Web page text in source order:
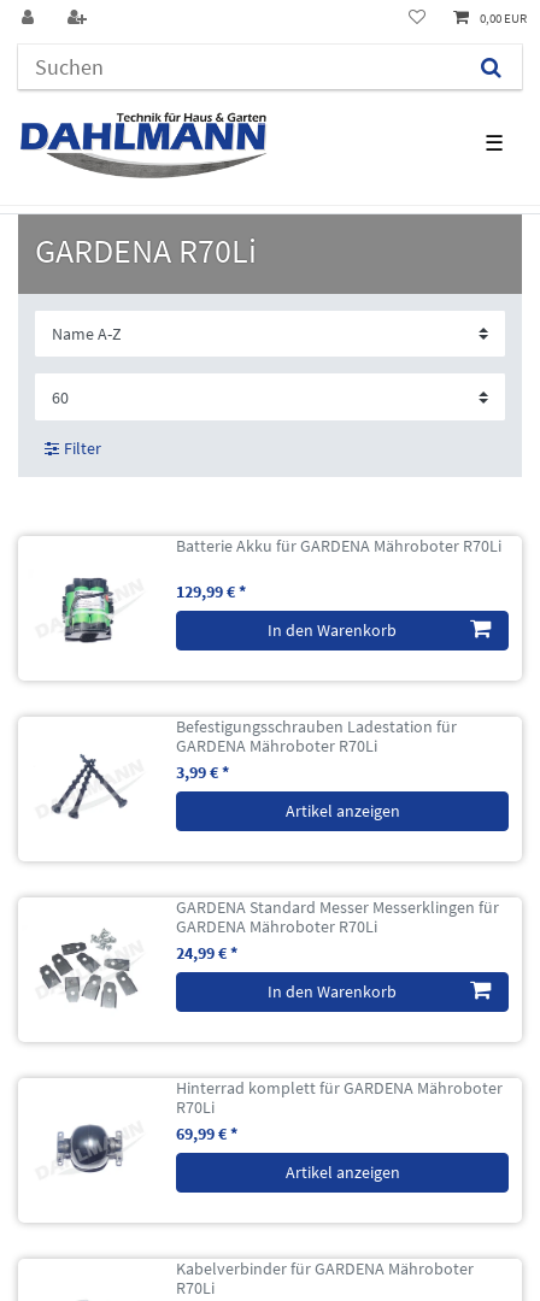
☰
0,00 EUR
GARDENA R70Li
Filter
Batterie Akku für GARDENA Mähroboter R70Li
129,99 € *
In den Warenkorb
Befestigungsschrauben Ladestation für
GARDENA Mähroboter R70Li
3,99 € *
Artikel anzeigen
GARDENA Standard Messer Messerklingen für
GARDENA Mähroboter R70Li
24,99 € *
In den Warenkorb
Hinterrad komplett für GARDENA Mähroboter
R70Li
69,99 € *
Artikel anzeigen
Kabelverbinder für GARDENA Mähroboter
R70Li